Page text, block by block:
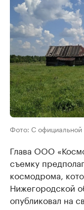
Фото: С
Глава ООО
съемку
космодрома,
Нижегородской
опубликовал на